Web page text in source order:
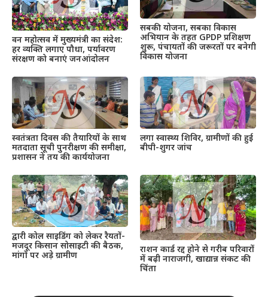
वन महोत्सव में मुख्यमंत्री का संदेश:
हर व्यक्ति लगाए पौधा, पर्यावरण
संरक्षण को बनाएं जनआंदोलन
सबकी योजना, सबका विकास
अभियान के तहत GPDP प्रशिक्षण
शुरू, पंचायतों की जरूरतों पर बनेगी
विकास योजना
स्वतंत्रता दिवस की तैयारियों के साथ
मतदाता सूची पुनरीक्षण की समीक्षा,
प्रशासन ने तय की कार्ययोजना
लगा स्वास्थ्य शिविर, ग्रामीणों की हुई
बीपी-शुगर जांच
द्वारी कोल साइडिंग को लेकर रैयतों-
मजदूर किसान सोसाइटी की बैठक,
मांगों पर अड़े ग्रामीण
राशन कार्ड रद्द होने से गरीब परिवारों
में बढ़ी नाराजगी, खाद्यान्न संकट की
चिंता